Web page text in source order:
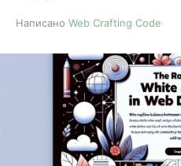
Написано Web Crafting Code